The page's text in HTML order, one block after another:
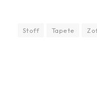
Stoff Tapete